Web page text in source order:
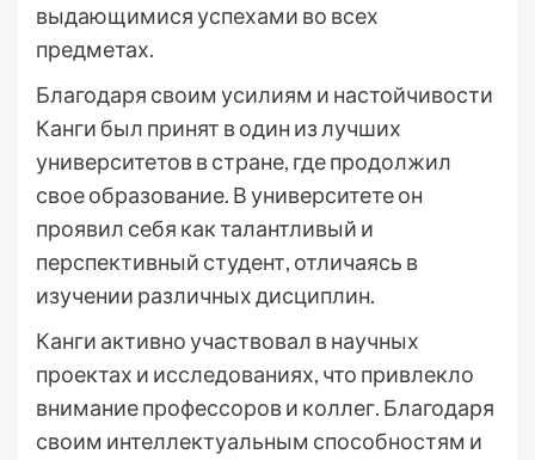
выдающимися успехами во всех
предметах.
Благодаря своим усилиям и настойчивости
Канги был принят в один из лучших
университетов в стране, где продолжил
свое образование. В университете он
проявил себя как талантливый и
перспективный студент, отличаясь в
изучении различных дисциплин.
Канги активно участвовал в научных
проектах и исследованиях, что привлекло
внимание профессоров и коллег. Благодаря
своим интеллектуальным способностям и